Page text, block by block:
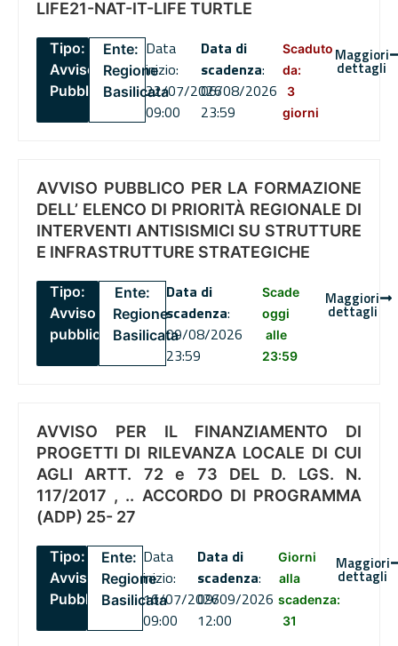
LIFE21-NAT-IT-LIFE TURTLE
Tipo:
Avviso
Pubblico
Ente:
Regione
Basilicata
Data
inizio:
22/07/2026
09:00
Data di
scadenza:
06/08/2026
23:59
Scaduto
da:
3
giorni
Maggiori
dettagli
AVVISO PUBBLICO PER LA FORMAZIONE
DELL’ ELENCO DI PRIORITÀ REGIONALE DI
INTERVENTI ANTISISMICI SU STRUTTURE
E INFRASTRUTTURE STRATEGICHE
Tipo:
Avviso
pubblico
Ente:
Regione
Basilicata
Data di
scadenza:
09/08/2026
23:59
Scade
oggi
alle
23:59
Maggiori
dettagli
AVVISO PER IL FINANZIAMENTO DI
PROGETTI DI RILEVANZA LOCALE DI CUI
AGLI ARTT. 72 e 73 DEL D. LGS. N.
117/2017 , .. ACCORDO DI PROGRAMMA
(ADP) 25- 27
Tipo:
Avviso
Pubblico
Ente:
Regione
Basilicata
Data
inizio:
16/07/2026
09:00
Data di
scadenza:
09/09/2026
12:00
Giorni
alla
scadenza:
31
Maggiori
dettagli